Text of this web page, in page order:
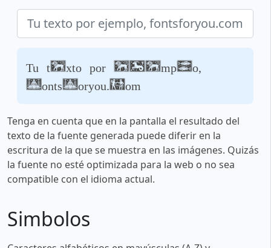
Tu texto por ejemplo,
fontsforyou.com
Tenga en cuenta que en la pantalla el resultado del
texto de la fuente generada puede diferir en la
escritura de la que se muestra en las imágenes. Quizás
la fuente no esté optimizada para la web o no sea
compatible con el idioma actual.
Simbolos